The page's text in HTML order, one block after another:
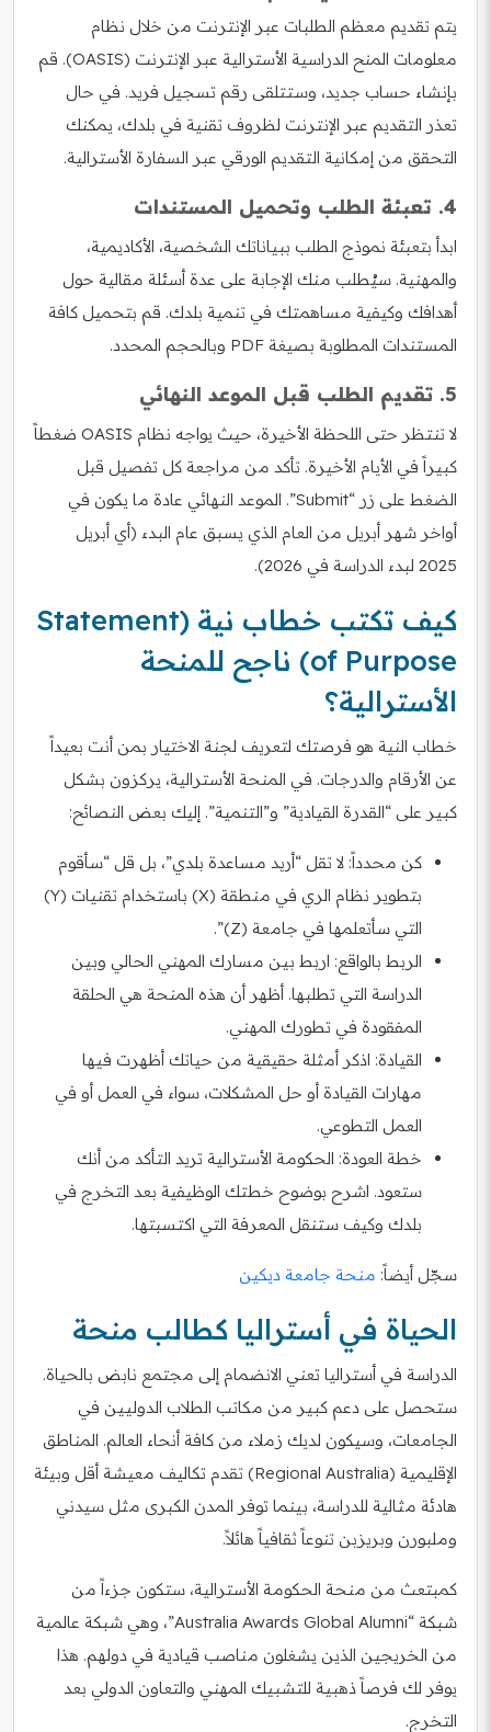
يتم تقديم معظم الطلبات عبر الإنترنت من خلال نظام
معلومات المنح الدراسية الأسترالية عبر الإنترنت (OASIS). قم
بإنشاء حساب جديد، وستتلقى رقم تسجيل فريد. في حال
تعذر التقديم عبر الإنترنت لظروف تقنية في بلدك، يمكنك
التحقق من إمكانية التقديم الورقي عبر السفارة الأسترالية.
4. تعبئة الطلب وتحميل المستندات
ابدأ بتعبئة نموذج الطلب ببياناتك الشخصية، الأكاديمية،
والمهنية. سيُطلب منك الإجابة على عدة أسئلة مقالية حول
أهدافك وكيفية مساهمتك في تنمية بلدك. قم بتحميل كافة
المستندات المطلوبة بصيغة PDF وبالحجم المحدد.
5. تقديم الطلب قبل الموعد النهائي
لا تنتظر حتى اللحظة الأخيرة، حيث يواجه نظام OASIS ضغطاً
كبيراً في الأيام الأخيرة. تأكد من مراجعة كل تفصيل قبل
الضغط على زر “Submit”. الموعد النهائي عادة ما يكون في
أواخر شهر أبريل من العام الذي يسبق عام البدء (أي أبريل
2025 لبدء الدراسة في 2026).
كيف تكتب خطاب نية (Statement
of Purpose) ناجح للمنحة
الأسترالية؟
خطاب النية هو فرصتك لتعريف لجنة الاختيار بمن أنت بعيداً
عن الأرقام والدرجات. في المنحة الأسترالية، يركزون بشكل
كبير على “القدرة القيادية” و”التنمية”. إليك بعض النصائح:
كن محدداً: لا تقل “أريد مساعدة بلدي”، بل قل “سأقوم
بتطوير نظام الري في منطقة (X) باستخدام تقنيات (Y)
التي سأتعلمها في جامعة (Z)”.
الربط بالواقع: اربط بين مسارك المهني الحالي وبين
الدراسة التي تطلبها. أظهر أن هذه المنحة هي الحلقة
المفقودة في تطورك المهني.
القيادة: اذكر أمثلة حقيقية من حياتك أظهرت فيها
مهارات القيادة أو حل المشكلات، سواء في العمل أو في
العمل التطوعي.
خطة العودة: الحكومة الأسترالية تريد التأكد من أنك
ستعود. اشرح بوضوح خطتك الوظيفية بعد التخرج في
بلدك وكيف ستنقل المعرفة التي اكتسبتها.
سجّل أيضاً: منحة جامعة ديكين
الحياة في أستراليا كطالب منحة
الدراسة في أستراليا تعني الانضمام إلى مجتمع نابض بالحياة.
ستحصل على دعم كبير من مكاتب الطلاب الدوليين في
الجامعات، وسيكون لديك زملاء من كافة أنحاء العالم. المناطق
الإقليمية (Regional Australia) تقدم تكاليف معيشة أقل وبيئة
هادئة مثالية للدراسة، بينما توفر المدن الكبرى مثل سيدني
وملبورن وبريزبن تنوعاً ثقافياً هائلاً.
كمبتعث من منحة الحكومة الأسترالية، ستكون جزءاً من
شبكة “Australia Awards Global Alumni”، وهي شبكة عالمية
من الخريجين الذين يشغلون مناصب قيادية في دولهم. هذا
يوفر لك فرصاً ذهبية للتشبيك المهني والتعاون الدولي بعد
التخرج.